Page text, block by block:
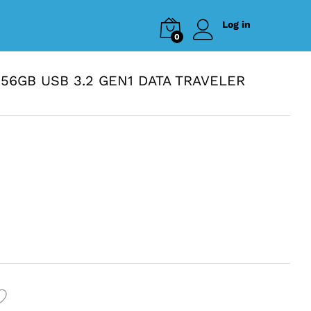
0
Log in
USB 3.2 GEN1 DATA TRAVELER